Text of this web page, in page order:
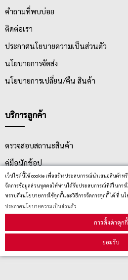
เว็ปไซต์นี้ใช้ cookie เพื่อสร้างประสบการณ์นำเสนอสินค้า
จัดการข้อมูลส่วนบุคคลให้ท่านได้รับประสบการณ์ที่ดีในการ
ทราบถึงนโยบายการใช้คุกกี้และวิธีการจัดการคุกกี้ ได้ ที่ นโ
ประกาศนโยบายความเป็นส่วนตัว
การตั้งค่าคุกกี้
ยอมรับ
คำถามที่พบบ่อย
ติดต่อเรา
ประกาศนโยบายความเป็นส่วนตัว
นโยบายการจัดส่ง
นโยบายการเปลี่ยน/คืน สินค้า
บริการลูกค้า
ตรวจสอบสถานะสินค้า
คู่มือนักช้อป
วิธีลบคุกกี้
สมัครรับข่าวสาร
รับข่าว